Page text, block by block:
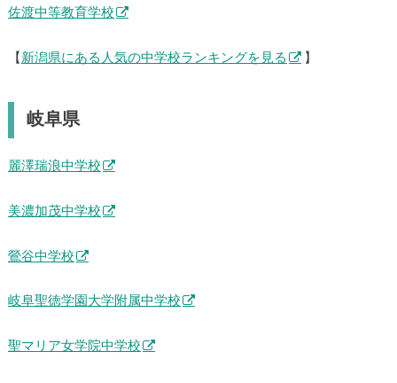
佐渡中等教育学校
【 新潟県にある人気の中学校ランキングを見る 】
岐阜県
麗澤瑞浪中学校
美濃加茂中学校
鶯谷中学校
岐阜聖徳学園大学附属中学校
聖マリア女学院中学校